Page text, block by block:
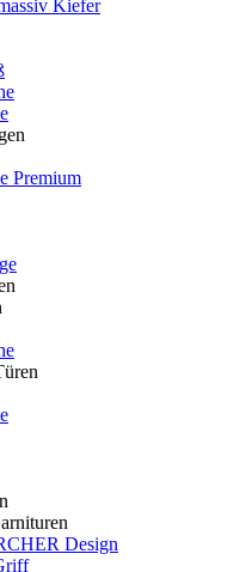
Kiefer
Premium
Design